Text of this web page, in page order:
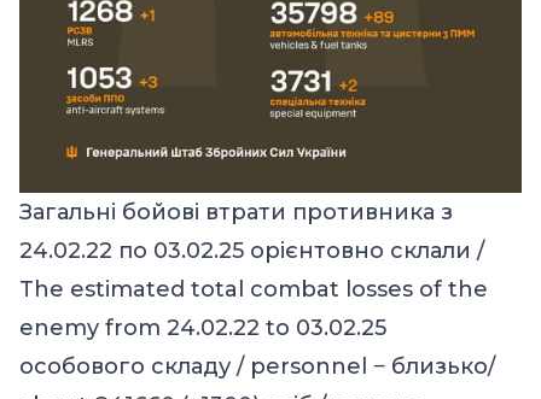
Загальні бойові втрати противника з
24.02.22 по 03.02.25 орієнтовно склали /
The estimated total combat losses of the
enemy from 24.02.22 to 03.02.25
особового складу / personnel ‒ близько/